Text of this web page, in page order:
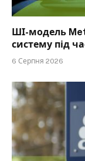
ШІ-модель
систему під
6 Серпня 2026